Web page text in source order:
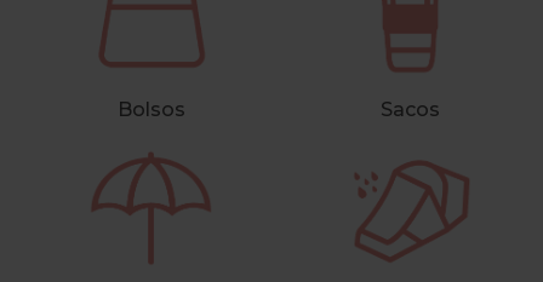
Bolsos Sacos